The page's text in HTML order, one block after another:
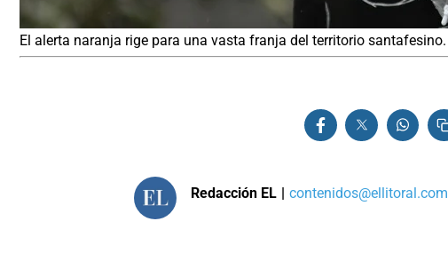
El alerta naranja rige para una vasta franja del territorio santafesino.
Redacción EL | contenidos@ellitoral.com